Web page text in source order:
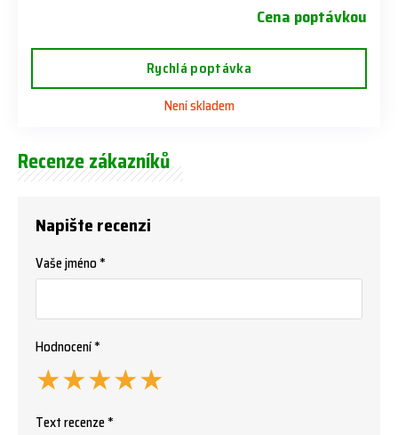
Cena poptávkou
Rychlá poptávka
Není skladem
Recenze zákazníků
Napište recenzi
Vaše jméno *
Hodnocení *
★
★
★
★
★
Text recenze *